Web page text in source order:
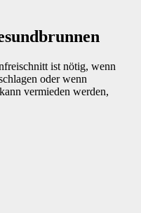
ist nötig, wenn
oder wenn
vermieden werden,